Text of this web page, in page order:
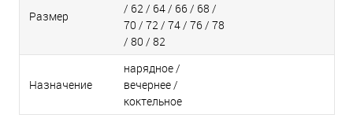
Размер
/ 62 / 64 / 66 / 68 /
70 / 72 / 74 / 76 / 78
/ 80 / 82
Назначение
нарядное /
вечернее /
коктельное